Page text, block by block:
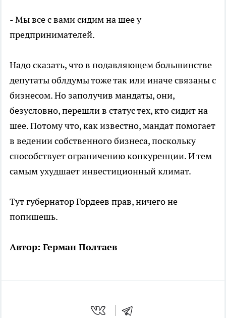
- Мы все с вами сидим на шее у
предпринимателей.
Надо сказать, что в подавляющем большинстве
депутаты облдумы тоже так или иначе связаны с
бизнесом. Но заполучив мандаты, они,
безусловно, перешли в статус тех, кто сидит на
шее. Потому что, как известно, мандат помогает
в ведении собственного бизнеса, поскольку
способствует ограничению конкуренции. И тем
самым ухудшает инвестиционный климат.
Тут губернатор Гордеев прав, ничего не
попишешь.
Автор: Герман Полтаев